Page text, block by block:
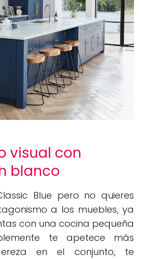
visual con
blanco
Blue pero no quieres
a los muebles, ya
con una cocina pequeña
te apetece más
en el conjunto, te